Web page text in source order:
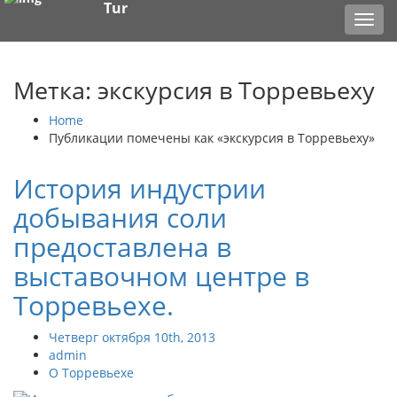
Tur
Метка: экскурсия в Торревьеху
Home
Публикации помечены как «экскурсия в Торревьеху»
История индустрии
добывания соли
предоставлена в
выставочном центре в
Торревьехе.
Четверг октября 10th, 2013
admin
О Торревьехе